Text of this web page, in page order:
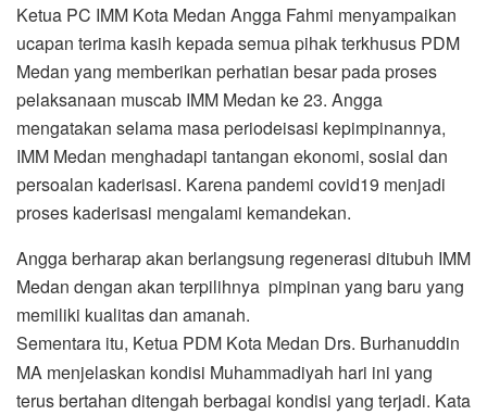
Ketua PC IMM Kota Medan Angga Fahmi menyampaikan
ucapan terima kasih kepada semua pihak terkhusus PDM
Medan yang memberikan perhatian besar pada proses
pelaksanaan muscab IMM Medan ke 23. Angga
mengatakan selama masa periodeisasi kepimpinannya,
IMM Medan menghadapi tantangan ekonomi, sosial dan
persoalan kaderisasi. Karena pandemi covid19 menjadi
proses kaderisasi mengalami kemandekan.
Angga berharap akan berlangsung regenerasi ditubuh IMM
Medan dengan akan terpilihnya pimpinan yang baru yang
memiliki kualitas dan amanah.
Sementara itu, Ketua PDM Kota Medan Drs. Burhanuddin
MA menjelaskan kondisi Muhammadiyah hari ini yang
terus bertahan ditengah berbagai kondisi yang terjadi. Kata